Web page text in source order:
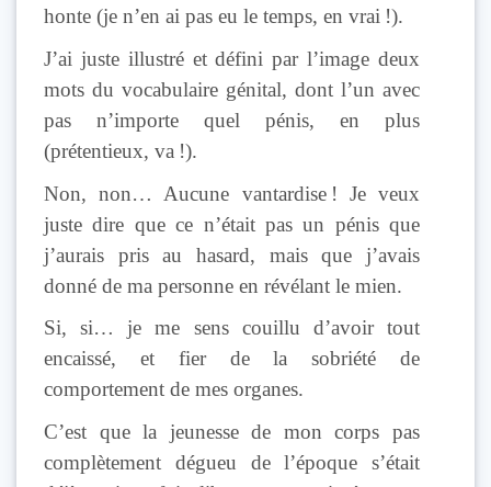
honte (je n’en ai pas eu le temps, en vrai !).
J’ai juste illustré et défini par l’image deux
mots du vocabulaire génital, dont l’un avec
pas n’importe quel pénis, en plus
(prétentieux, va !).
Non, non… Aucune vantardise ! Je veux
juste dire que ce n’était pas un pénis que
j’aurais pris au hasard, mais que j’avais
donné de ma personne en révélant le mien.
Si, si… je me sens couillu d’avoir tout
encaissé, et fier de la sobriété de
comportement de mes organes.
C’est que la jeunesse de mon corps pas
complètement dégueu de l’époque s’était